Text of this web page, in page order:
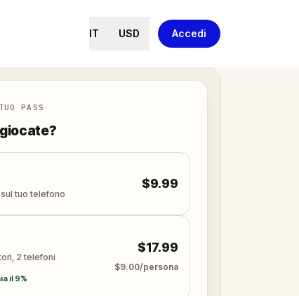
IT USD Accedi
PASS
tuo telefono
$9.99
2 telefoni
il 9%
$17.99
$9.00/persona